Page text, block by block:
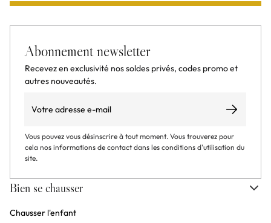
Abonnement newsletter
Recevez en exclusivité nos soldes privés, codes promo et
autres nouveautés.
S’abonner
Vous pouvez vous désinscrire à tout moment. Vous trouverez pour
cela nos informations de contact dans les conditions d'utilisation du
site.
Bien se chausser
Chausser l'enfant